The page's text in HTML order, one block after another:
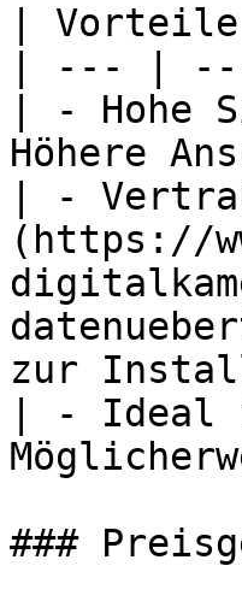
|
| --- |
| - Hohe
Höhere
| -
(https://
zur
| - Ideal
###